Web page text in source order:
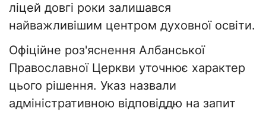
ліцей довгі роки залишався
найважливішим центром духовної освіти.
Офіційне роз'яснення Албанської
Православної Церкви уточнює характер
цього рішення. Указ назвали
адміністративною відповіддю на запит